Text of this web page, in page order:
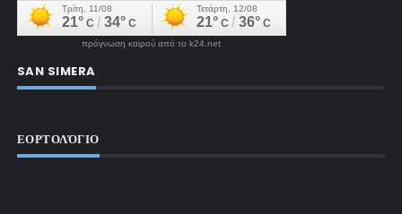
πρόγνωση καιρού από το k24.net
SAN SIMERA
ΕΟΡΤΟΛΌΓΙΟ